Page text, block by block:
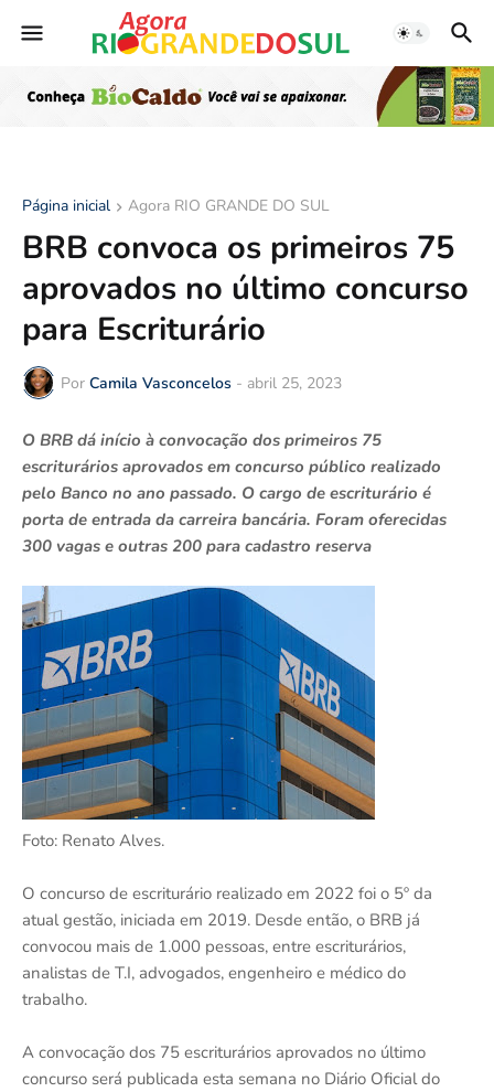
Página inicial Agora RIO GRANDE DO SUL
BRB convoca os primeiros 75
aprovados no último concurso
para Escriturário
Por Camila Vasconcelos - abril 25, 2023
O BRB dá início à convocação dos primeiros 75
escriturários aprovados em concurso público realizado
pelo Banco no ano passado. O cargo de escriturário é
porta de entrada da carreira bancária. Foram oferecidas
300 vagas e outras 200 para cadastro reserva
Foto: Renato Alves.
O concurso de escriturário realizado em 2022 foi o 5º da
atual gestão, iniciada em 2019. Desde então, o BRB já
convocou mais de 1.000 pessoas, entre escriturários,
analistas de T.I, advogados, engenheiro e médico do
trabalho.
A convocação dos 75 escriturários aprovados no último
concurso será publicada esta semana no Diário Oficial do